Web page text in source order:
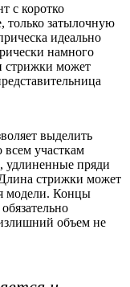
с коротко
только затылочную
идеально
намного
стрижки может
выделить
участкам
удлиненные пряди
стрижки может
модели. Концы
объем не